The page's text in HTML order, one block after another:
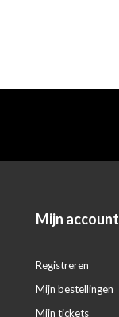
Mijn account
Registreren
Mijn bestellingen
Mijn tickets